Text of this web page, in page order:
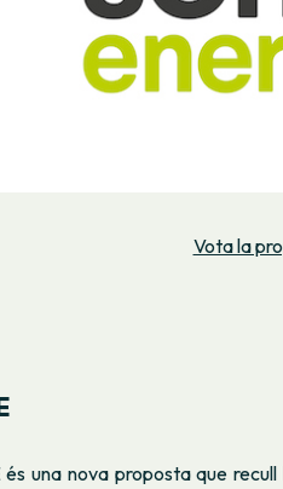
Vota la
una nova proposta que